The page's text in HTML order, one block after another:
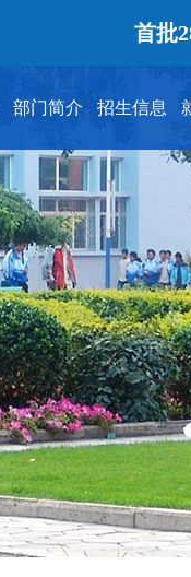
首批28所国
部门简介 招生信息